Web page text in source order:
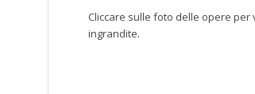
Cliccare sulle foto delle opere per
ingrandite.